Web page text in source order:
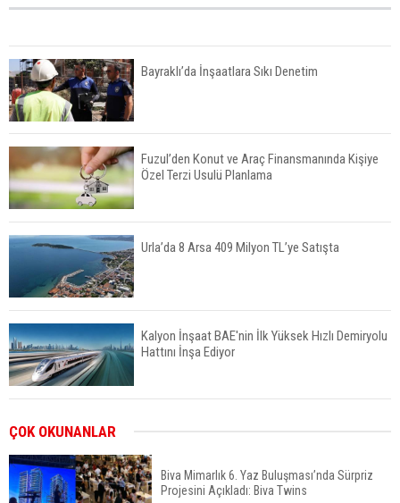
Bayraklı’da İnşaatlara Sıkı Denetim
Fuzul’den Konut ve Araç Finansmanında Kişiye
Özel Terzi Usulü Planlama
Urla’da 8 Arsa 409 Milyon TL’ye Satışta
Kalyon İnşaat BAE'nin İlk Yüksek Hızlı Demiryolu
Hattını İnşa Ediyor
ÇOK OKUNANLAR
Biva Mimarlık 6. Yaz Buluşması’nda Sürpriz
Projesini Açıkladı: Biva Twins